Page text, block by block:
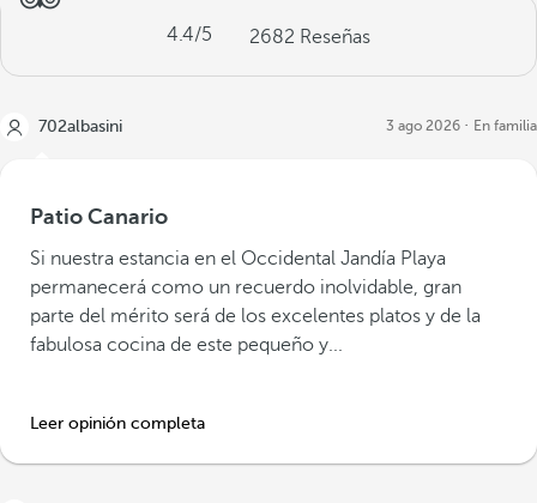
4.4/5 2682 Reseñas
702albasini 3 ago 2026 En familia
Patio Canario
Si nuestra estancia en el Occidental Jandía Playa
permanecerá como un recuerdo inolvidable, gran
parte del mérito será de los excelentes platos y de la
fabulosa cocina de este pequeño y...
Leer opinión completa